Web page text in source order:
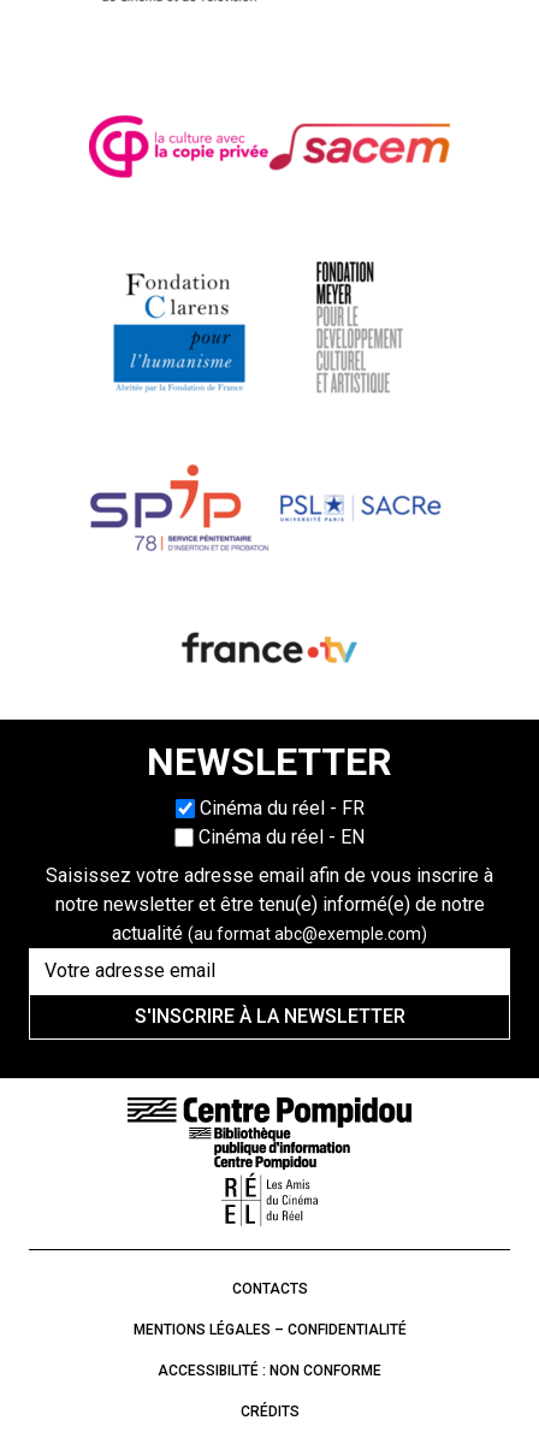
NEWSLETTER
Choisissez une langueCinéma du réel - FR
Cinéma du réel - EN
Saisissez votre adresse email afin de vous inscrire à
notre newsletter et être tenu(e) informé(e) de notre
actualité (au format abc@exemple.com)
S'INSCRIRE À LA NEWSLETTER
LIENS DE BAS DE PAGE
CONTACTS
MENTIONS LÉGALES – CONFIDENTIALITÉ
ACCESSIBILITÉ : NON CONFORME
CRÉDITS